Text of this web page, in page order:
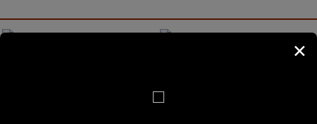
Kõrvitsamuffinid martsipaniga
pehmed ja mahlased
kõrvitsamuffinid, mis viivad
✕